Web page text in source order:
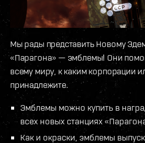
Мы рады представить Новому
«Парагона» — эмблемы! Они
всему миру, к каким корпорации
принадлежите.
Эмблемы можно купить в
всех новых станциях
Как и окраски, эмблемы